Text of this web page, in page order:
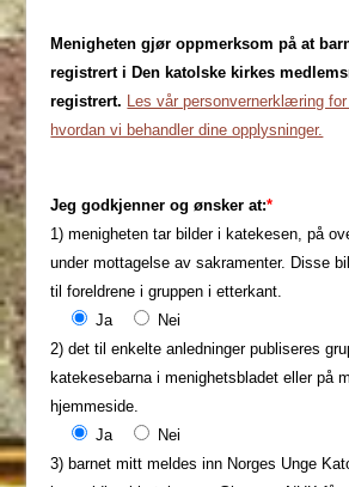
Menigheten gjør oppmerksom på at
registrert i Den katolske kirkes
registrert. Les vår personvernerklæring
hvordan vi behandler dine opplysninger.
Jeg godkjenner og ønsker at:*
1) menigheten tar bilder i katekesen, på
under mottagelse av sakramenter. Disse
til foreldrene i gruppen i etterkant.
Ja
Nei
2) det til enkelte anledninger publiseres
katekesebarna i menighetsbladet eller på
hjemmeside.
Ja
Nei
3) barnet mitt meldes inn Norges Unge